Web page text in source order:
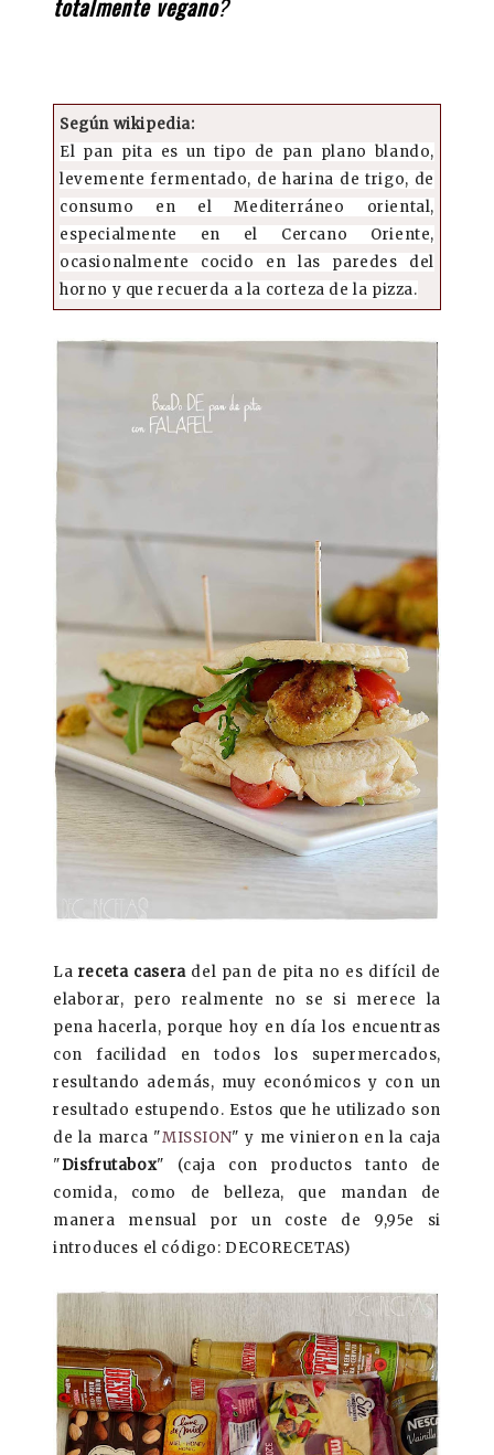
totalmente vegano?
Según wikipedia:
El pan pita es un tipo de pan plano blando,
levemente fermentado, de harina de trigo, de
consumo en el Mediterráneo oriental,
especialmente en el Cercano Oriente,
ocasionalmente cocido en las paredes del
horno y que recuerda a la corteza de la pizza.
La receta caseradel pan de pita no es difícil de
elaborar, pero realmente no se si merece la
pena hacerla, porque hoy en día los encuentras
con facilidad en todos los supermercados,
resultando además, muy económicos y con un
resultado estupendo. Estos que he utilizado son
de la marca "MISSION" y me vinieron en la caja
"Disfrutabox" (caja con productos tanto de
comida, como de belleza, que mandan de
manera mensual por un coste de 9,95e si
introduces el código: DECORECETAS)